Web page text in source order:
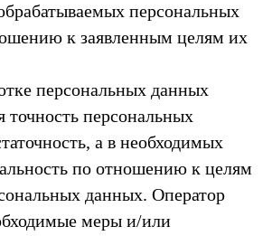
персональных
к заявленным целям их
персональных данных
точность персональных
а в необходимых
по отношению к целям
данных. Оператор
меры и/или